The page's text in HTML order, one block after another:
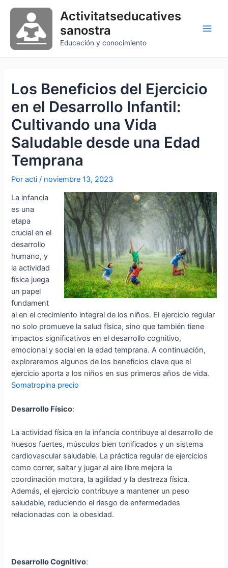
contenido
Activitatseducatives
sanostra
Educación y conocimiento
Los Beneficios del Ejercicio
en el Desarrollo Infantil:
Cultivando una Vida
Saludable desde una Edad
Temprana
Poracti/ noviembre 13, 2023
La infancia
es una
etapa
crucial en el
desarrollo
humano, y
la actividad
física juega
un papel
fundament
al en el crecimiento integral de los niños. El ejercicio regular
no solo promueve la salud física, sino que también tiene
impactos significativos en el desarrollo cognitivo,
emocional y social en la edad temprana. A continuación,
exploraremos algunos de los beneficios clave que el
ejercicio aporta a los niños en sus primeros años de vida.
Somatropina precio
Desarrollo Físico:
La actividad física en la infancia contribuye al desarrollo de
huesos fuertes, músculos bien tonificados y un sistema
cardiovascular saludable. La práctica regular de ejercicios
como correr, saltar y jugar al aire libre mejora la
coordinación motora, la agilidad y la destreza física.
Además, el ejercicio contribuye a mantener un peso
saludable, reduciendo el riesgo de enfermedades
relacionadas con la obesidad.
Desarrollo Cognitivo: